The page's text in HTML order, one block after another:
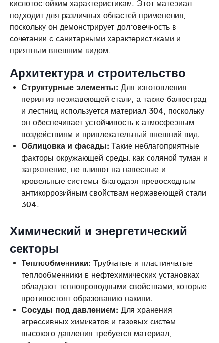
кислотостойким характеристикам. Этот материал
подходит для различных областей применения,
поскольку он демонстрирует долговечность в
сочетании с санитарными характеристиками и
приятным внешним видом.
Архитектура и строительство
Структурные элементы: Для изготовления
перил из нержавеющей стали, а также балюстрад
и лестниц используется материал 304, поскольку
он обеспечивает устойчивость к атмосферным
воздействиям и привлекательный внешний вид.
Облицовка и фасады: Такие неблагоприятные
факторы окружающей среды, как соляной туман и
загрязнение, не влияют на навесные и
кровельные системы благодаря превосходным
антикоррозийным свойствам нержавеющей стали
304.
Химический и энергетический
секторы
Теплообменники: Трубчатые и пластинчатые
теплообменники в нефтехимических установках
обладают теплопроводными свойствами, которые
противостоят образованию накипи.
Сосуды под давлением: Для хранения
агрессивных химикатов и газовых систем
высокого давления требуется материал,